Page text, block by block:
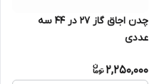
چدن اجاق گاز 27 در 44 سه
عددی
2,250,000